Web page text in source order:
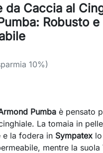
da Caccia al
Robusto e
10%)
Pumba è pensato
La tomaia in
e la fodera in Sympatex
mentre la suola